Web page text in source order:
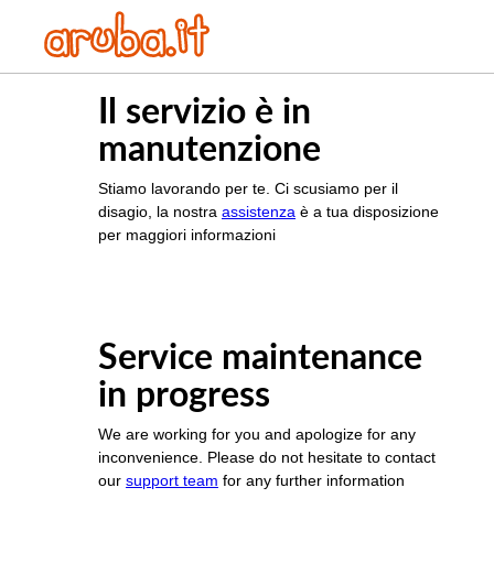
Il servizio è in
manutenzione
Stiamo lavorando per te. Ci scusiamo per il
disagio, la nostra assistenza è a tua disposizione
per maggiori informazioni
Service maintenance
in progress
We are working for you and apologize for any
inconvenience. Please do not hesitate to contact
our support team for any further information